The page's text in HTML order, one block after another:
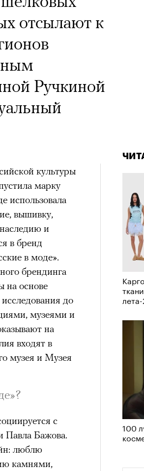
100
отсылают к
Ручкиной
культуры
марку
использовала
вышивку,
и
в бренд
в моде».
брендинга
на основе
до
музеями и
на
входят в
музея и Музея
с
Павла Бажова.
люблю
камнями,
и черный
актуальность —
(Les Yeux
Труиля.
первого
присвоено его
проблема со